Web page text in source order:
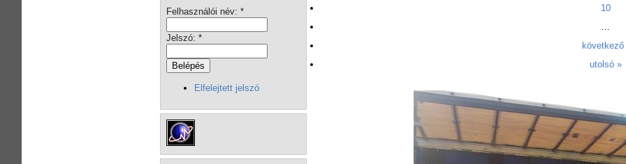
Felhasználói név: *
Jelszó: *
Elfelejtett jelszó
10
következő
utolsó »